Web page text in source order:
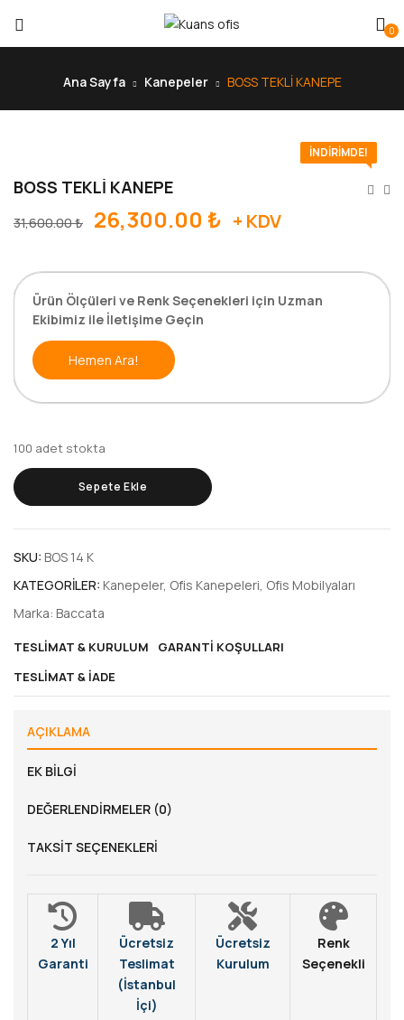
0
Ana Sayfa Kanepeler BOSS TEKLİ KANEPE
İNDIRIMDE!
BOSS TEKLİ KANEPE
31,600.00₺ 26,300.00 ₺ + KDV
Ürün Ölçüleri ve Renk Seçenekleri için Uzman
Ekibimiz ile İletişime Geçin
Hemen Ara!
100 adet stokta
Sepete Ekle
SKU: BOS 14 K
KATEGORILER: Kanepeler, Ofis Kanepeleri, Ofis Mobilyaları
Marka: Baccata
TESLIMAT & KURULUM
GARANTI KOŞULLARI
TESLIMAT & İADE
AÇIKLAMA
EK BILGI
DEĞERLENDIRMELER (0)
TAKSIT SEÇENEKLERI
2 Yıl
Garanti
Ücretsiz
Teslimat
(İstanbul
İçi)
Ücretsiz
Kurulum
Renk
Seçenekli